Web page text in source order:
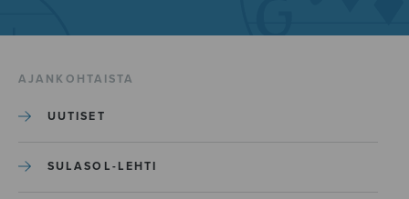
AJANKOHTAISTA
UUTISET
SULASOL-LEHTI